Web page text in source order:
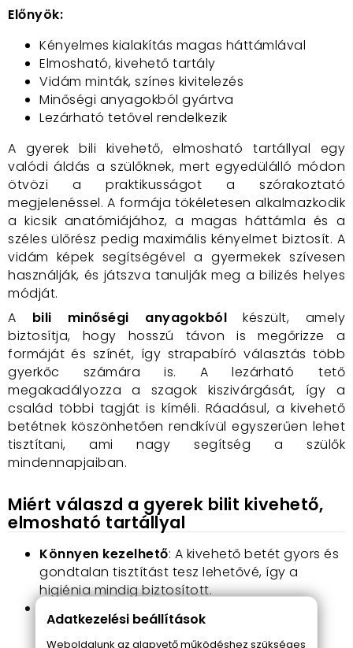
Előnyök:
Kényelmes kialakítás magas háttámlával
Elmosható, kivehető tartály
Vidám minták, színes kivitelezés
Minőségi anyagokból gyártva
Lezárható tetővel rendelkezik
A gyerek bili kivehető, elmosható tartállyal egy
valódi áldás a szülőknek, mert egyedülálló módon
ötvözi a praktikusságot a szórakoztató
megjelenéssel. A formája tökéletesen alkalmazkodik
a kicsik anatómiájához, a magas háttámla és a
széles ülőrész pedig maximális kényelmet biztosít. A
vidám képek segítségével a gyermekek szívesen
használják, és játszva tanulják meg a bilizés helyes
módját.
A bili minőségi anyagokból készült, amely
biztosítja, hogy hosszú távon is megőrizze a
formáját és színét, így strapabíró választás több
gyerkőc számára is. A lezárható tető
megakadályozza a szagok kiszivárgását, így a
család többi tagját is kíméli. Ráadásul, a kivehető
betétnek köszönhetően rendkívül egyszerűen lehet
tisztítani, ami nagy segítség a szülők
mindennapjaiban.
Miért válaszd a gyerek bilit kivehető,
elmosható tartállyal
Könnyen kezelhető: A kivehető betét gyors és
gondtalan tisztítást tesz lehetővé, így a
higiénia mindig biztosított.
kialakítás miatt a gyermeked kényelmesen
Adatkezelési beállítások
Weboldalunk az alapvető működéshez szükséges